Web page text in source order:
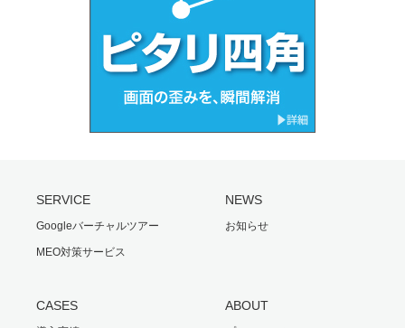
SERVICE
Googleバーチャルツアー
MEO対策サービス
NEWS
お知らせ
CASES ABOUT